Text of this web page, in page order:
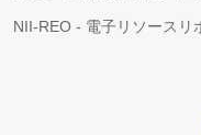
NII-REO - 電子リソースリ